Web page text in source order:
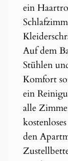
ein
Auf dem
Stühlen
Komfort
ein
alle
den